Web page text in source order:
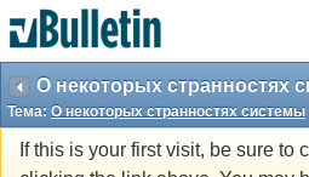
О некоторых странностях
Тема: О некоторых странностях системы
If this is your first visit, be sure to